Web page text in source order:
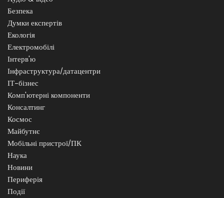
Безпека
Думки експертів
Екологія
Електромобілі
Інтерв'ю
Інфраструктура/датацентри
ІТ-бізнес
Комп'ютерні компоненти
Консалтинг
Космос
Майбутнє
Мобільні пристрої/ПК
Наука
Новини
Периферія
Події